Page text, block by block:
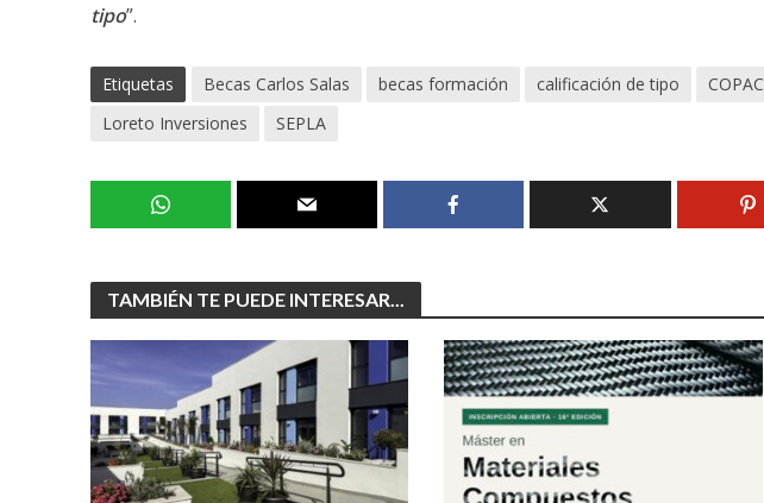
tipo”.
Etiquetas Becas Carlos Salas becas formación calificación de tipo COPAC
Loreto Inversiones
SEPLA
TAMBIÉN TE PUEDE INTERESAR...